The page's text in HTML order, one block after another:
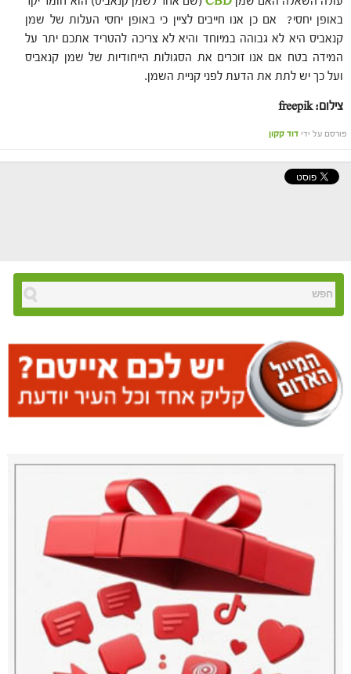
באופן יחסי? אם כן אנו חייבים לציין כי באופן יחסי העלות של שמן
קנאביס היא לא גבוהה במיוחד והיא לא צריכה להטריד אתכם יתר על
המידה בטח אם אנו זוכרים את הסגולות הייחודיות של שמן קנאביס
ועל כך יש לתת את הדעת לפני קניית השמן.
צילום: freepik
פורסם על ידי דוד קקון